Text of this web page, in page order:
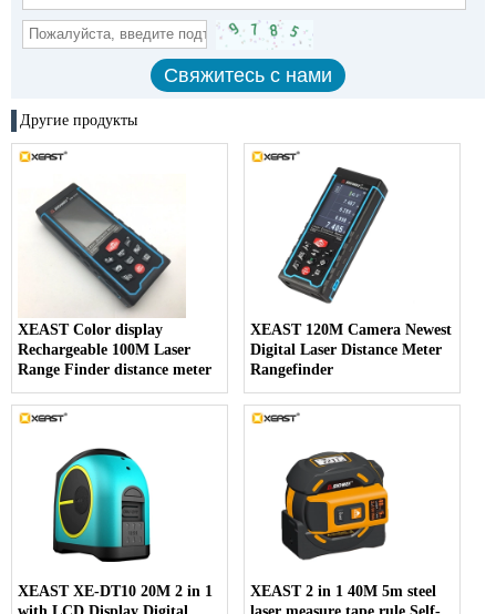
Другие продукты
XEAST Color display
Rechargeable 100M Laser
Range Finder distance meter
XEAST 120M Camera Newest
Digital Laser Distance Meter
Rangefinder
XEAST XE-DT10 20M 2 in 1
XEAST 2 in 1 40M 5m steel